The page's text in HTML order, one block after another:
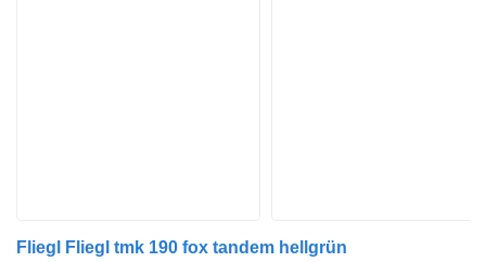
Fliegl Fliegl tmk 190 fox tandem hellgrün